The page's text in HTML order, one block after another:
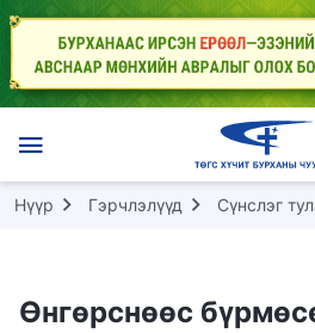
Нүүр Гэрчлэлүүд Сүнслэг
Өнгөрснөөс